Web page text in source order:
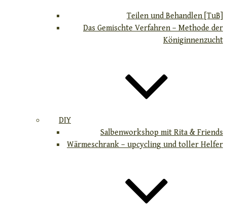
Teilen und Behandlen [TuB]
Das Gemischte Verfahren – Methode der
Königinnenzucht
DIY
Salbenworkshop mit Rita & Friends
Wärmeschrank – upcycling und toller Helfer